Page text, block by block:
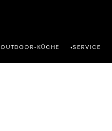
OUTDOOR-KÜCHE •SERVICE